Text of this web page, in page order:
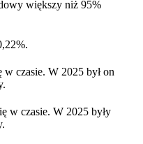
większy niż 95%
w czasie. W 2025 był on
w czasie. W 2025 były